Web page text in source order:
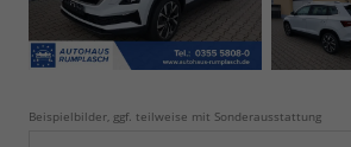
Beispielbilder, ggf. teilweise mit Sonderausstattung